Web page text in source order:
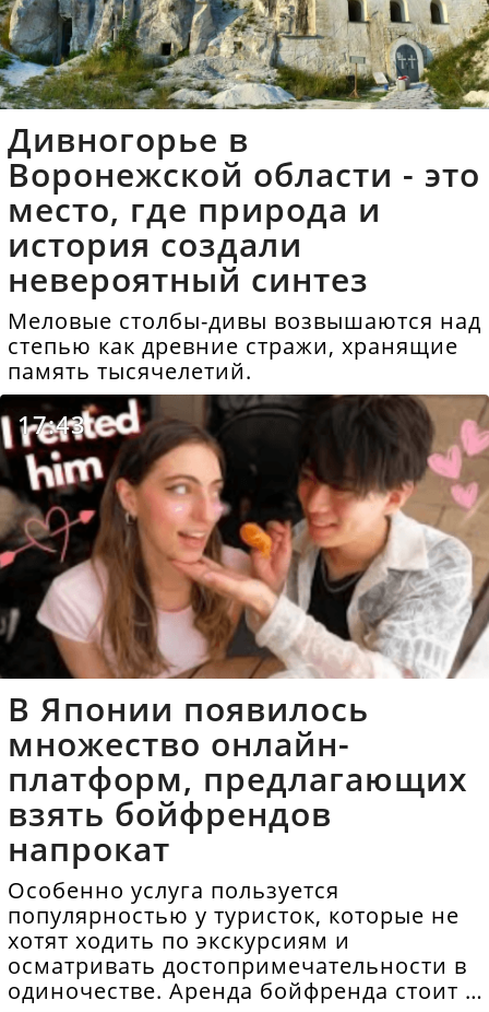
Дивногорье в
Воронежской области - это
место, где природа и
история создали
невероятный синтез
Меловые столбы-дивы возвышаются над
степью как древние стражи, хранящие
память тысячелетий.
17:43
В Японии появилось
множество онлайн-
платформ, предлагающих
взять бойфрендов
напрокат
Особенно услуга пользуется
популярностью у туристок, которые не
хотят ходить по экскурсиям и
осматривать достопримечательности в
одиночестве. Аренда бойфренда стоит в